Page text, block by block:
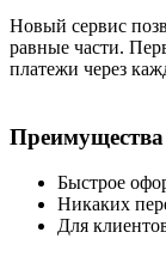
Новый сервис
равные части.
платежи через
Преимущества
Быстрое
Никаких
Для